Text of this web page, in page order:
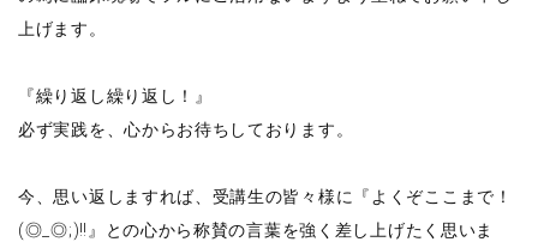
上げます。
『繰り返し繰り返し！』
必ず実践を、心からお待ちしております。
今、思い返しますれば、受講生の皆々様に『よくぞここまで！
(◎_◎;)‼️』との心から称賛の言葉を強く差し上げたく思いま